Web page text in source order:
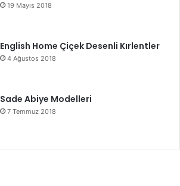
19 Mayıs 2018
English Home Çiçek Desenli Kırlentler
4 Ağustos 2018
Sade Abiye Modelleri
7 Temmuz 2018